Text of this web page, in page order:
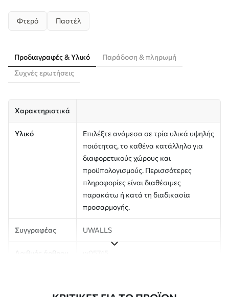
Φτερό Παστέλ
Προδιαγραφές & Υλικό
Παράδοση & πληρωμή
Συχνές ερωτήσεις
Χαρακτηριστικά
Υλικό
Επιλέξτε ανάμεσα σε τρία υλικά υψηλής
ποιότητας, το καθένα κατάλληλο για
διαφορετικούς χώρους και
προϋπολογισμούς. Περισσότερες
πληροφορίες είναι διαθέσιμες
παρακάτω ή κατά τη διαδικασία
προσαρμογής.
Συγγραφέας UWALLS
Αριθμός άρθρου